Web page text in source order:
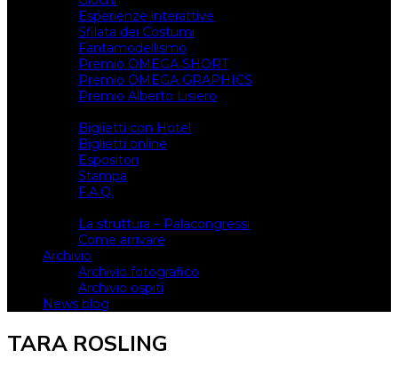
Esperienze interattive
Sfilata dei Costumi
Fantamodellismo
Premio OMEGA SHORT
Premio OMEGA GRAPHICS
Premio Alberto Lisiero
Biglietti con Hotel
Biglietti online
Espositori
Stampa
F.A.Q.
La struttura – Palacongressi
Come arrivare
Archivio
Archivio fotografico
Archivio ospiti
News blog
TARA ROSLING